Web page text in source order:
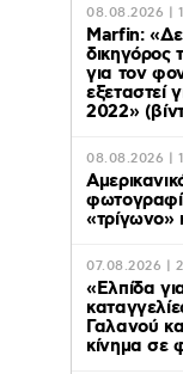
08.08.2026 |
Marfin:
δικηγόρος
για τον
εξεταστεί
2022»
08.08.2026 |
«τρίγωνο»
07.08.2026 |
«Ελπίδα
Γαλανού
κίνημα σε